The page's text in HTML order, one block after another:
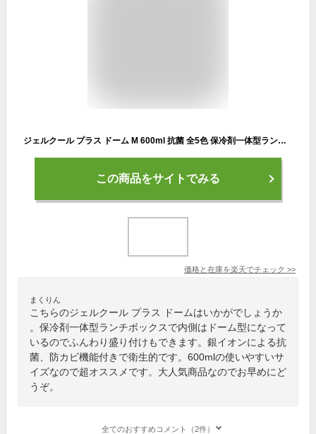
ジェルクール プラス ドーム M 600ml 抗菌 全5色 保冷剤一体型ランチボックス 三好製作所【 GEL-COOL plus ドーム型 弁当箱 お弁当箱 防カビ 保冷ランチボックス 1段 保冷剤付き 送料無料 】
この商品をサイトでみる
価格と在庫を楽天でチェック >>
まくりん
こちらのジェルクール プラス ドームはいかがでしょうか
。保冷剤一体型ランチボックスで内側はドーム型になって
いるのでふんわり盛り付けもできます。銀イオンによる抗
菌、防カビ機能付きで衛生的です。600mlの使いやすいサ
イズなので超オススメです。大人気商品なのでお早めにど
うぞ。
全てのおすすめコメント（2件）